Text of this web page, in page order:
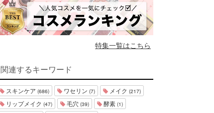
特集一覧はこちら
関連するキーワード
スキンケア (686) ワセリン (7) メイク (217)
リップメイク (47) 毛穴 (39) 酵素 (1)